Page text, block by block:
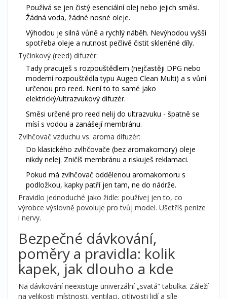
Používá se jen čistý esenciální olej nebo jejich směsi.
Žádná voda, žádné nosné oleje.
Výhodou je silná vůně a rychlý náběh. Nevýhodou vyšší
spotřeba oleje a nutnost pečlivě čistit skleněné díly.
Tyčinkový (reed) difuzér:
Tady pracuješ s rozpouštědlem (nejčastěji DPG nebo
moderní rozpouštědla typu Augeo Clean Multi) a s vůní
určenou pro reed. Není to to samé jako
elektrický/ultrazvukový difuzér.
Směsi určené pro reed nelij do ultrazvuku - špatně se
mísí s vodou a zanášejí membránu.
Zvlhčovač vzduchu vs. aroma difuzér:
Do klasického zvlhčovače (bez aromakomory) oleje
nikdy nelej. Zničíš membránu a riskuješ reklamaci.
Pokud má zvlhčovač oddělenou aromakomoru s
podložkou, kapky patří jen tam, ne do nádrže.
Pravidlo jednoduché jako židle: používej jen to, co
výrobce výslovně povoluje pro tvůj model. Ušetříš peníze
i nervy.
Bezpečné dávkování,
poměry a pravidla: kolik
kapek, jak dlouho a kde
Na dávkování neexistuje univerzální „svatá“ tabulka. Záleží
na velikosti místnosti, ventilaci, citlivosti lidí a síle